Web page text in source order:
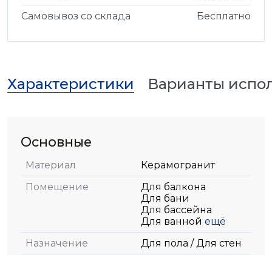
Самовывоз со склада
Бесплатно
Характеристики Варианты
Основные
Материал
Керамогранит
Помещение
Для балкона
Для бани
Для бассейна
Для ванной ещё
Назначение
Для пола / Для стен